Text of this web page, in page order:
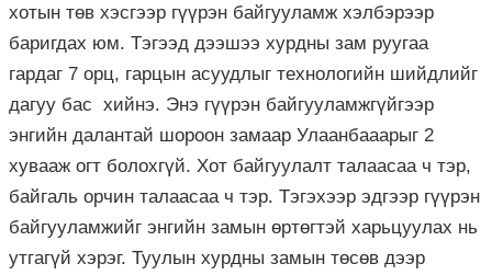
хотын төв хэсгээр гүүрэн байгууламж хэлбэрээр
баригдах юм. Тэгээд дээшээ хурдны зам руугаа
гардаг 7 орц, гарцын асуудлыг технологийн шийдлийг
дагуу бас хийнэ. Энэ гүүрэн байгууламжгүйгээр
энгийн далантай шороон замаар Улаанбааарыг 2
хувааж огт болохгүй. Хот байгуулалт талаасаа ч тэр,
байгаль орчин талаасаа ч тэр. Тэгэхээр эдгээр гүүрэн
байгууламжийг энгийн замын өртөгтэй харьцуулах нь
утгагүй хэрэг. Туулын хурдны замын төсөв дээр